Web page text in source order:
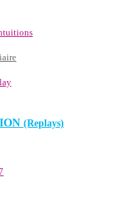
(Replays)